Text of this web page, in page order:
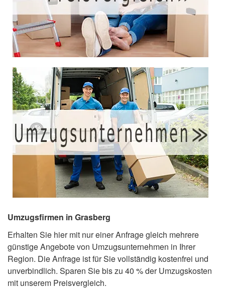
Umzugsfirmen in Grasberg
Erhalten Sie hier mit nur einer Anfrage gleich mehrere
günstige Angebote von Umzugsunternehmen in Ihrer
Region. Die Anfrage ist für Sie vollständig kostenfrei und
unverbindlich. Sparen Sie bis zu 40 % der Umzugskosten
mit unserem Preisvergleich.